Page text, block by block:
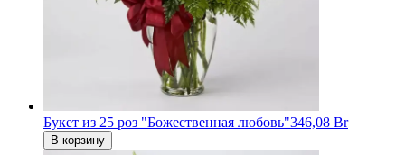
Букет из 25 роз "Божественная любовь"346,08 Br
В корзину